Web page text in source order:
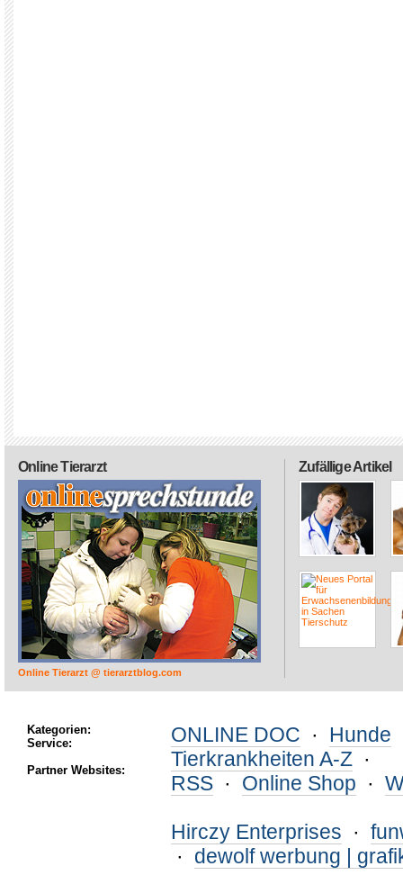
Zufällige Artikel
Online Tierarzt
Online Tierarzt @ tierarztblog.com
Kategorien:
Service:
Partner Websites:
ONLINE DOC · Hunde
Tierkrankheiten A-Z ·
RSS · Online Shop ·
Hirczy Enterprises ·
· dewolf werbung |